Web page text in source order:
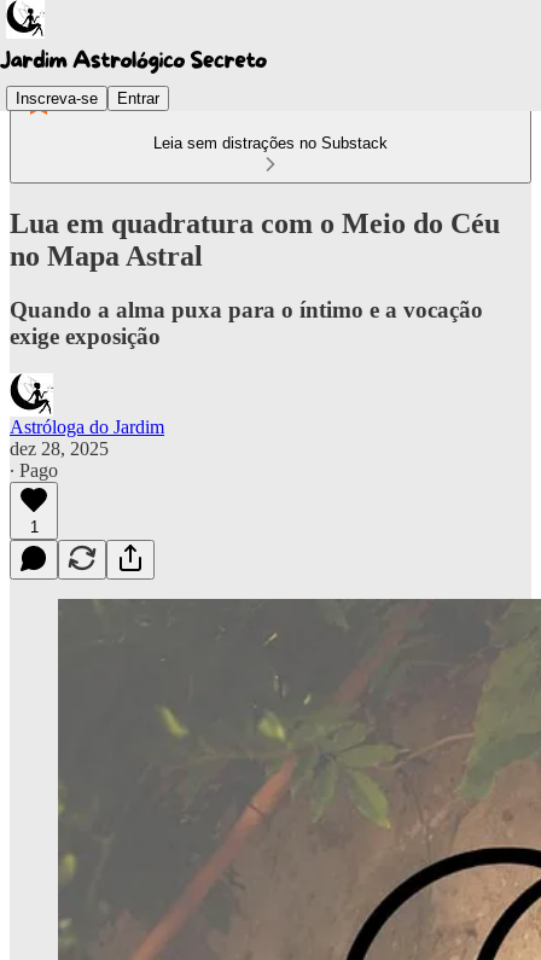
Inscreva-se Entrar
Leia sem distrações no Substack
Lua em quadratura com o Meio do Céu
no Mapa Astral
Quando a alma puxa para o íntimo e a vocação
exige exposição
Astróloga do Jardim
dez 28, 2025
∙ Pago
1